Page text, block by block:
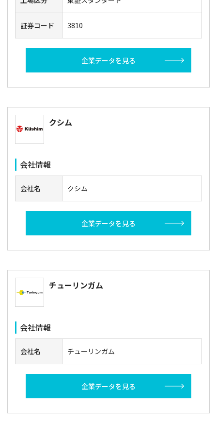
証券コード 3810
企業データを見る
クシム
会社情報
会社名 クシム
企業データを見る
チューリンガム
会社情報
会社名 チューリンガム
企業データを見る